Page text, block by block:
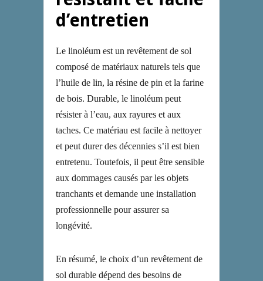
d’entretien
Le linoléum est un revêtement de sol
composé de matériaux naturels tels que
l’huile de lin, la résine de pin et la farine
de bois. Durable, le linoléum peut
résister à l’eau, aux rayures et aux
taches. Ce matériau est facile à nettoyer
et peut durer des décennies s’il est bien
entretenu. Toutefois, il peut être sensible
aux dommages causés par les objets
tranchants et demande une installation
professionnelle pour assurer sa
longévité.
En résumé, le choix d’un revêtement de
sol durable dépend des besoins de